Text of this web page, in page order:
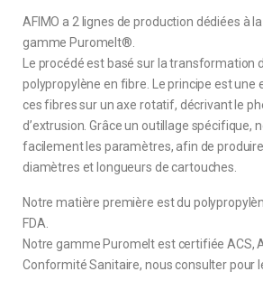
AFIMO a 2 lignes de production dédiées à
gamme Puromelt®.
Le procédé est basé sur la transformation
polypropylène en fibre. Le principe est une
ces fibres sur un axe rotatif, décrivant le
d’extrusion. Grâce un outillage spécifique,
facilement les paramètres, afin de
diamètres et longueurs de cartouches.
Notre matière première est du
FDA.
Notre gamme Puromelt est certifiée ACS,
Conformité Sanitaire, nous consulter pour